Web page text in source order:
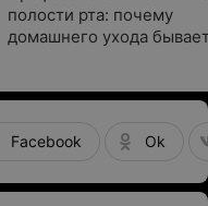
полости рта: почему
домашнего ухода
Facebook Ok